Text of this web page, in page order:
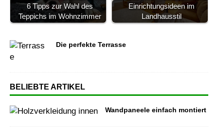
6 Tipps zur Wahl des
Teppichs im Wohnzimmer
Einrichtungsideen im
Landhausstil
Die perfekte Terrasse
BELIEBTE ARTIKEL
Wandpaneele einfach montiert